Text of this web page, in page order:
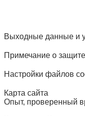
Выходные данные и
Примечание о
Настройки файлов
Карта сайта
Опыт, проверенный